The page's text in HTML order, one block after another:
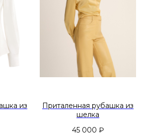
из
Приталенная рубашка из
шелка
45 000 ₽